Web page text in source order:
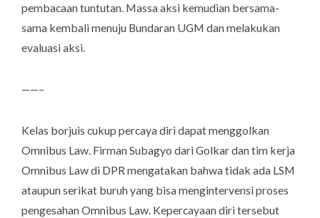
pembacaan tuntutan. Massa aksi kemudian bersama-
sama kembali menuju Bundaran UGM dan melakukan
evaluasi aksi.
——–
Kelas borjuis cukup percaya diri dapat menggolkan
Omnibus Law. Firman Subagyo dari Golkar dan tim kerja
Omnibus Law di DPR mengatakan bahwa tidak ada LSM
ataupun serikat buruh yang bisa mengintervensi proses
pengesahan Omnibus Law. Kepercayaan diri tersebut